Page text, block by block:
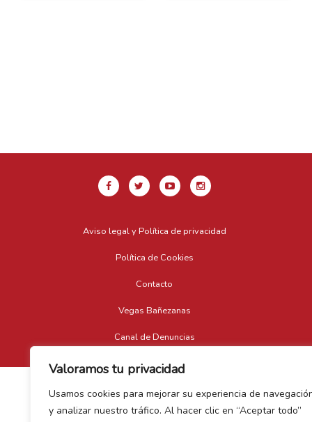
Valoramos tu privacidad
Usamos cookies para mejorar su experiencia de
y analizar nuestro tráfico. Al hacer clic en “Aceptar todo”
Aviso legal y Política de privacidad
Política de Cookies
Contacto
Vegas Bañezanas
Canal de Denuncias